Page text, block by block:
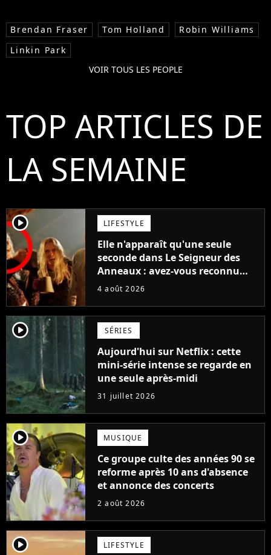
Brendan Fraser Tom Holland
Robin Williams
Linkin Park
VOIR TOUS LES PEOPLE
TOP ARTICLES DE
LA SEMAINE
player2 LIFESTYLE
Elle n'apparaît qu'une seule
seconde dans Le Seigneur des
Anneaux : avez-vous reconnu
cette légende du cinéma dans la
4 août 2026
player2 SÉRIES
Aujourd'hui sur Netflix : cette
mini-série intense se regarde en
une seule après-midi
31 juillet 2026
player2 MUSIQUE
Ce groupe culte des années 90 se
reforme après 10 ans d'absence
et annonce des concerts
2 août 2026
player2 LIFESTYLE